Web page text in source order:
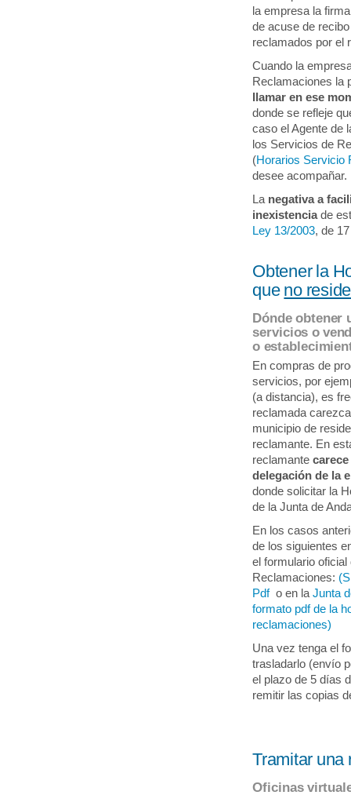
la empresa la
de acuse de
reclamados por el
Cuando la
Reclamaciones la
llamar en ese
donde se refleje
caso el Agente de
los Servicios de
(Horarios Servicio
desee acompañar.
La negativa a
inexistenciade
Ley 13/2003, de
Obtener la
que no
Dónde obtener
servicios o
o
En compras de
servicios, por
(a distancia), es
reclamada
municipio de
reclamante. En
reclamante
delegación de la
donde solicitar la
de la Junta de
En los casos
de los siguientes
el formulario
Reclamaciones:
Pdfo en laJunta
formato pdf de la
reclamaciones)
Una vez tenga el
trasladarlo (envío
el plazo de 5 días
remitir las copias
Tramitar una
Oficinas